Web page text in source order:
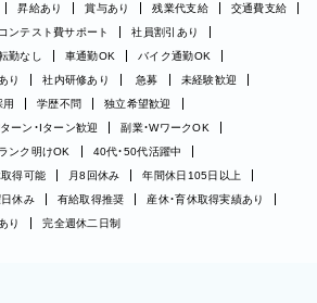
昇給あり 賞与あり 残業代支給
交通費支給
ンテスト費サポート
社員割引あり
勤なし 車通勤OK
バイク通勤OK
り 社内研修あり 急募
未経験歓迎
用 学歴不問
独立希望歓迎
ーン・Iターン歓迎
副業・WワークOK
ンク明けOK
40代・50代活躍中
得可能 月8回休み
年間休日105日以上
日休み 有給取得推奨
産休・育休取得実績あり
り 完全週休二日制